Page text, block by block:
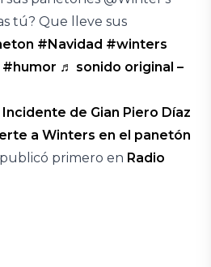
tú? Que lleve sus
#Navidad #winters
#humor ♬ sonido original –
Incidente de Gian Piero Díaz
a Winters en el panetón
primero en Radio